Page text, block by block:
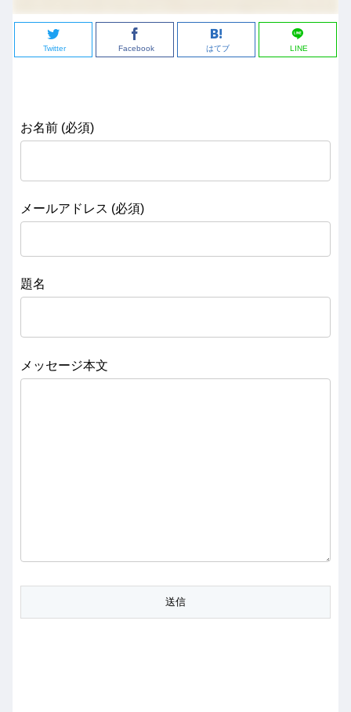
Twitter Facebook はてブ LINE
お名前 (必須)
メールアドレス (必須)
題名
メッセージ本文